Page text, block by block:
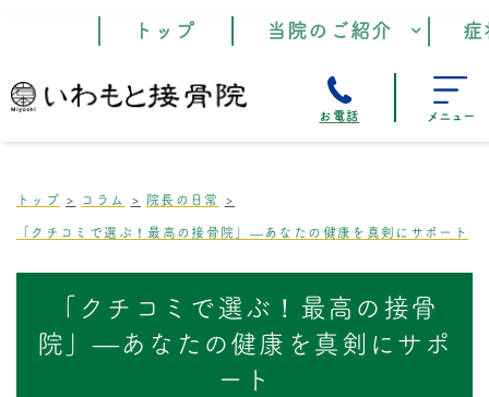
トップ 当院のご紹介
お電話 メニュー
トップ コラム
院長の日常
「クチコミで選ぶ！最高の接骨院」―あなたの健康を真剣にサポート
「クチコミで選ぶ！最高の接骨
院」―あなたの健康を真剣にサポ
ート